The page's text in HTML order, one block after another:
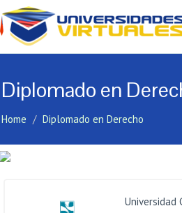
Diplomado en
Home Diplomado en Derecho
Universidad